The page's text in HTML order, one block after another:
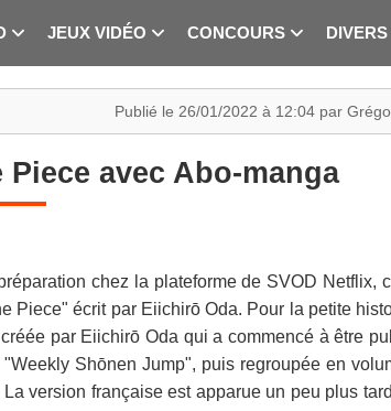
JEUX VIDÉO CONCOURS DIVERS
Publié le 26/01/2022 à 12:04 par
avec Abo-manga
chez la plateforme de SVOD Netflix,
Piece" écrit par Eiichirō Oda. Pour la petite
par Eiichirō Oda qui a commencé à être
Shōnen Jump", puis regroupée en
version française est apparue un peu plus